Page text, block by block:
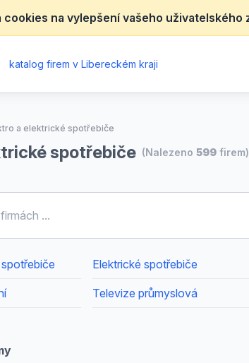
cookies na vylepšení vašeho uživatelského
katalog firem v Libereckém kraji
a elektrické spotřebiče
spotřebiče (Nalezeno 599 firem)
Elektrické spotřebiče
Televize průmyslová